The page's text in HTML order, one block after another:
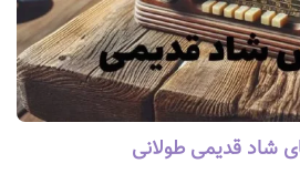
شاد قدیمی طولانی